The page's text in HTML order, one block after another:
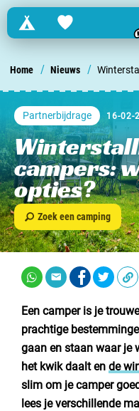
Campings Favorites
Zoek een
Begië
Luxemburg
Frankrijk
Zwitserland
informatie over …
Nederland
België
Luxemburg
Home / Nieuws /
Partnerbijdrage 16-02-
campers:
opties?
Zoek een camping
Een camper is je
prachtige
gaan en staan waar je
het kwik daalt en de
slim om je camper
lees je verschillende